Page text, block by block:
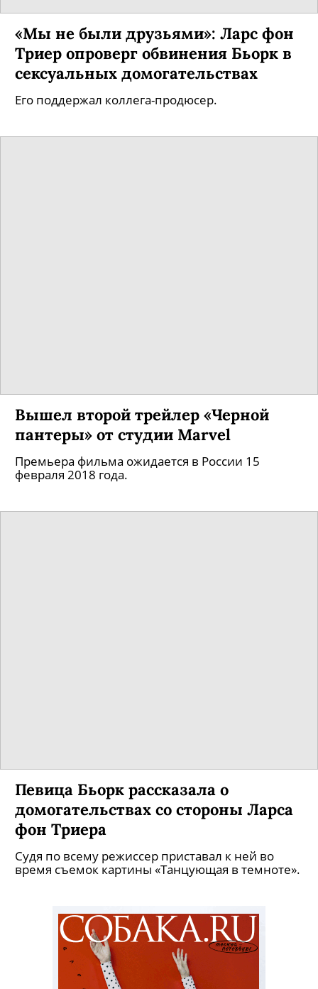
«Мы не были друзьями»: Ларс фон
Триер опроверг обвинения Бьорк в
сексуальных домогательствах
Его поддержал коллега-продюсер.
Вышел второй трейлер «Черной
пантеры» от студии Marvel
Премьера фильма ожидается в России 15
февраля 2018 года.
Певица Бьорк рассказала о
домогательствах со стороны Ларса
фон Триера
Судя по всему режиссер приставал к ней во
время съемок картины «Танцующая в темноте».